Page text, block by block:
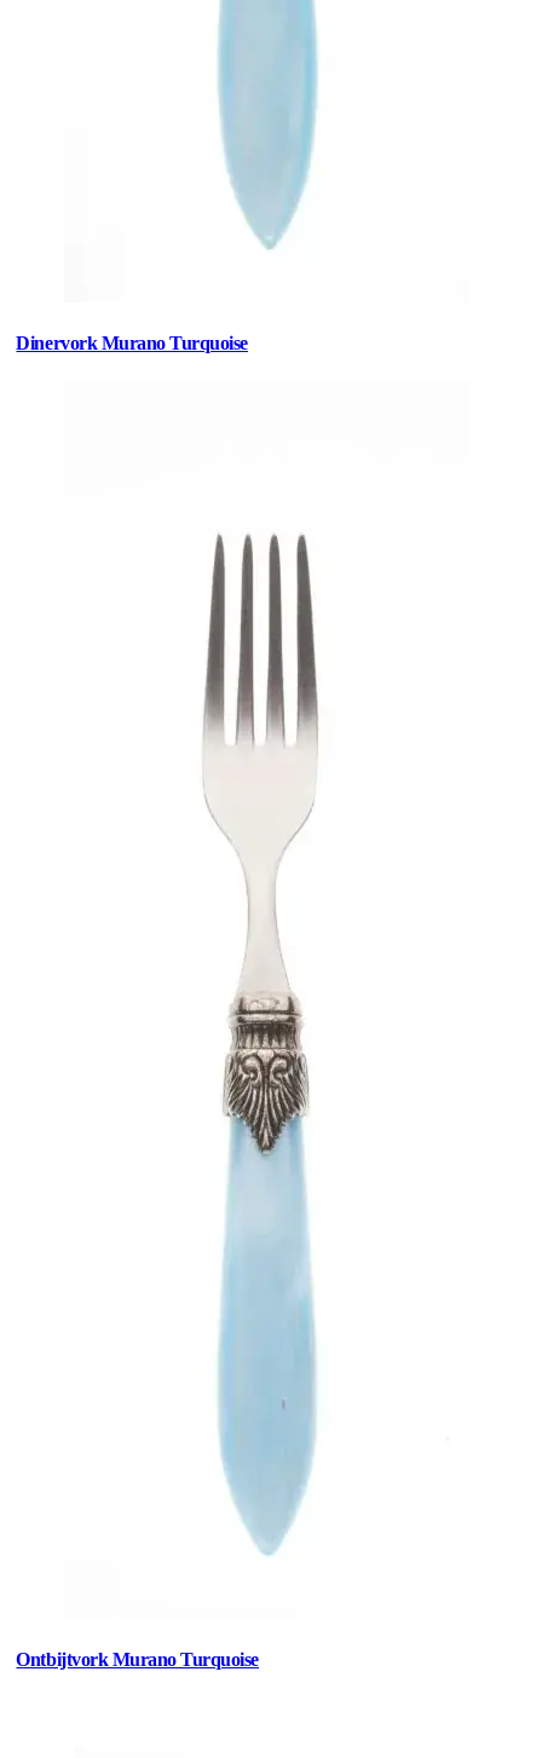
Dinervork Murano Turquoise
Ontbijtvork Murano Turquoise